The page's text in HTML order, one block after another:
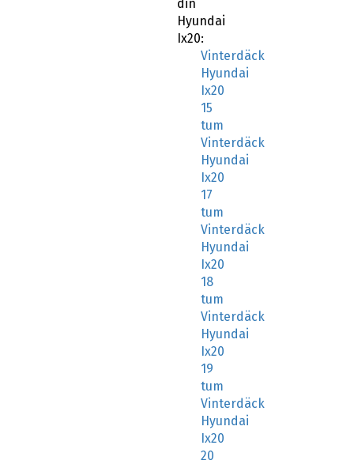
din
Hyundai
Ix20:
Vinterdäck
Hyundai
Ix20
15
tum
Vinterdäck
Hyundai
Ix20
17
tum
Vinterdäck
Hyundai
Ix20
18
tum
Vinterdäck
Hyundai
Ix20
19
tum
Vinterdäck
Hyundai
Ix20
20